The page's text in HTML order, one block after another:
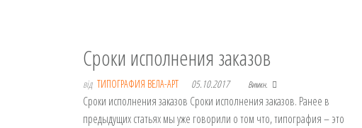
Сроки исполнения заказов
від ТИПОГРАФИЯ ВЕЛА-АРТ 05.10.2017 Вимкн.
Сроки исполнения заказов Сроки исполнения заказов. Ранее в
предыдущих статьях мы уже говорили о том что, типография – это